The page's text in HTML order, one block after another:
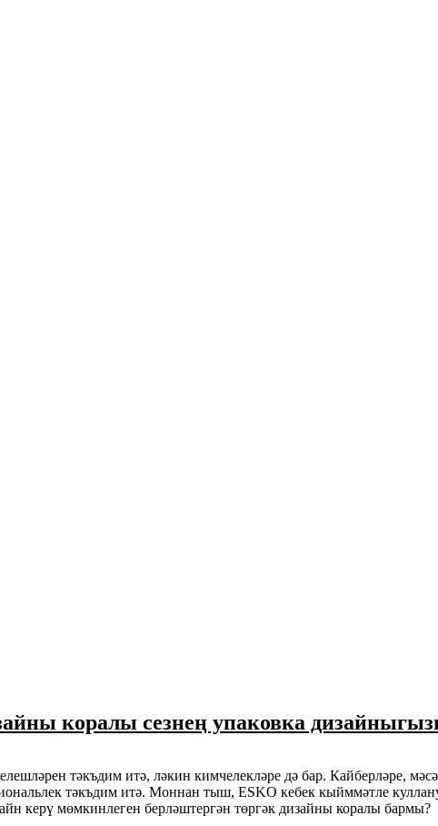
коралы сезнең упаковка
тәкъдим итә, ләкин кимчелекләре дә бар. Кайберләре,
тәкъдим итә. Моннан тыш, ESKO кебек кыйммәтле
керү мөмкинлеген берләштергән төргәк дизайны коралы бармы?